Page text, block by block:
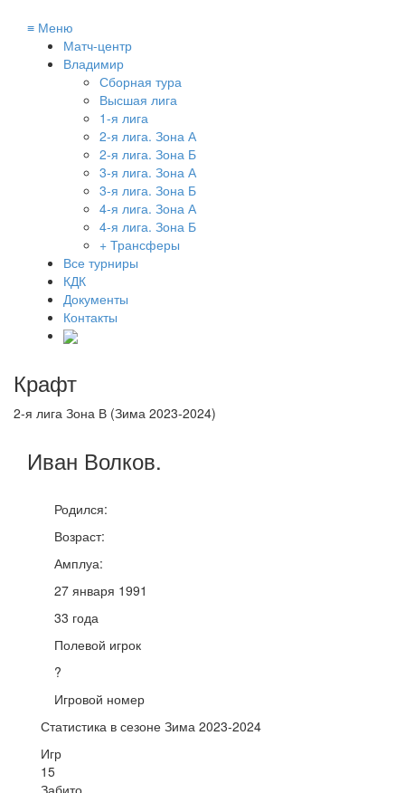
≡ Меню
Матч-центр
Владимир
Сборная тура
Высшая лига
1-я лига
2-я лига. Зона А
2-я лига. Зона Б
3-я лига. Зона А
3-я лига. Зона Б
4-я лига. Зона А
4-я лига. Зона Б
+ Трансферы
Все турниры
КДК
Документы
Контакты
Крафт
2-я лига Зона В (Зима 2023-2024)
Иван Волков.
Родился:
Возраст:
Амплуа:
27 января 1991
33 года
Полевой игрок
?
Игровой номер
Статистика в сезоне Зима 2023-2024
Игр
15